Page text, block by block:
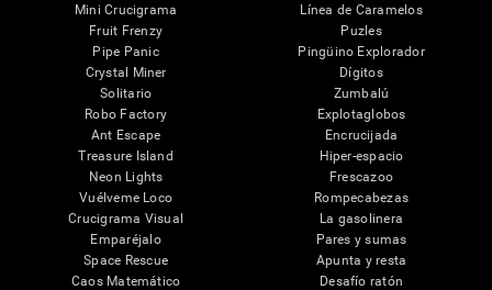
Mini Crucigrama
Fruit Frenzy
Pipe Panic
Crystal Miner
Solitario
Robo Factory
Ant Escape
Treasure Island
Neon Lights
Vuélveme Loco
Crucigrama Visual
Emparéjalo
Space Rescue
Caos Matemático
Línea de Caramelos
Puzles
Pingüino Explorador
Dígitos
Zumbalú
Explotaglobos
Encrucijada
Hiper-espacio
Frescazoo
Rompecabezas
La gasolinera
Pares y sumas
Apunta y resta
Desafío ratón